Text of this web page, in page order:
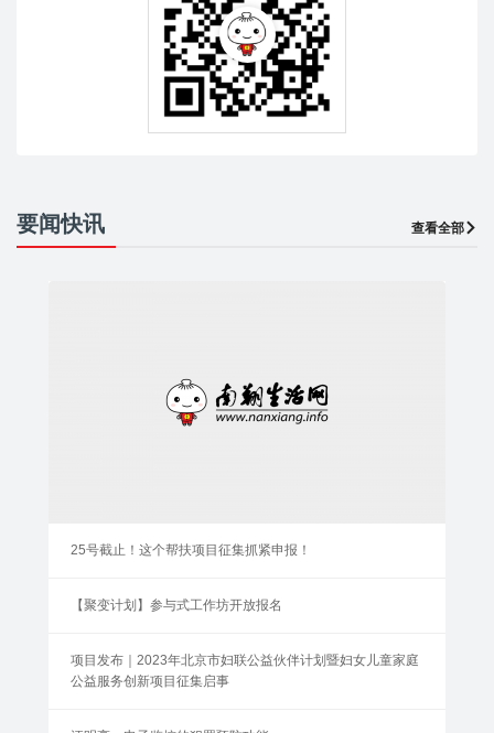
要闻快讯 查看全部
25号截止！这个帮扶项目征集抓紧申报！
【聚变计划】参与式工作坊开放报名
项目发布｜2023年北京市妇联公益伙伴计划暨妇女儿童家庭
公益服务创新项目征集启事